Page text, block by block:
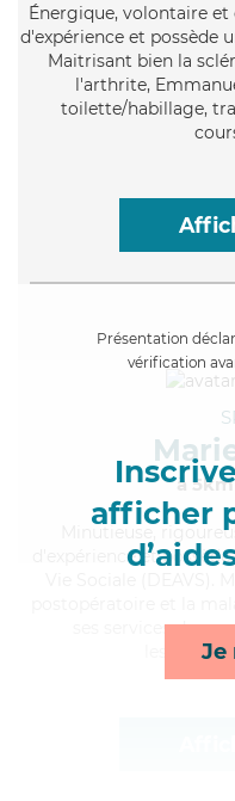
Énergique, volontaire et
d'expérience et possède
Maitrisant bien la
l'arthrite,
toilette/habillage,
Présentation
vérification
afficher
Je
à
,
d'expérience et
ses services de
lessive/